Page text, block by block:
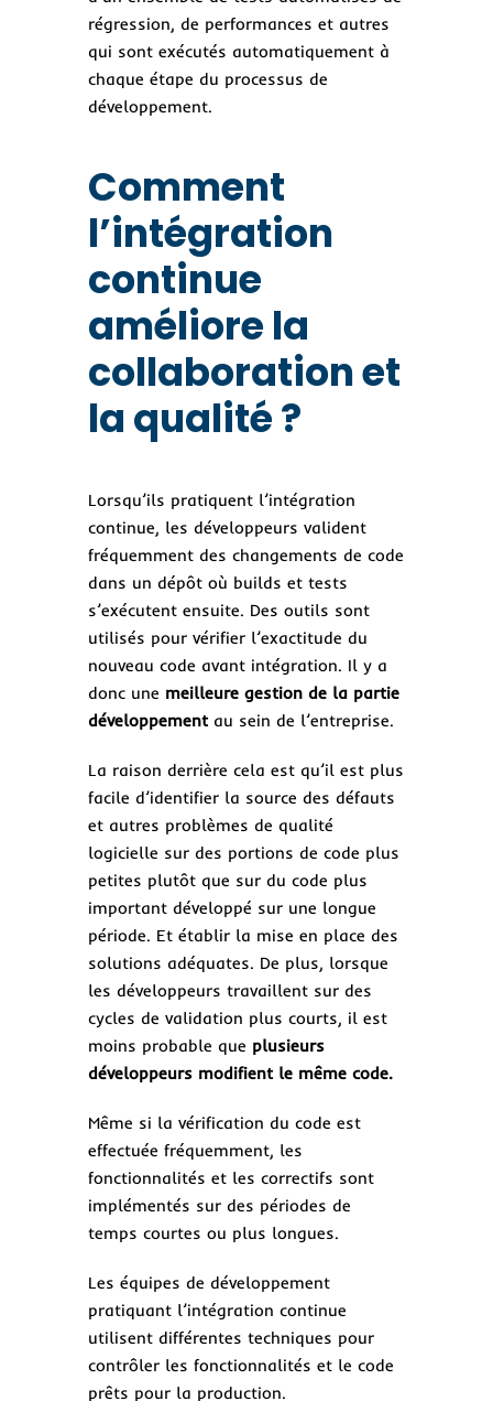
régression, de performances et autres
qui sont exécutés automatiquement à
chaque étape du processus de
développement.
Comment
l’intégration
continue
améliore la
collaboration et
la qualité ?
Lorsqu’ils pratiquent l’intégration
continue, les développeurs valident
fréquemment des changements de code
dans un dépôt où builds et tests
s’exécutent ensuite. Des outils sont
utilisés pour vérifier l’exactitude du
nouveau code avant intégration. Il y a
donc une meilleure gestion de la partie
développementau sein de l’entreprise.
La raison derrière cela est qu’il est plus
facile d’identifier la source des défauts
et autres problèmes de qualité
logicielle sur des portions de code plus
petites plutôt que sur du code plus
important développé sur une longue
période. Et établir la mise en place des
solutions adéquates. De plus, lorsque
les développeurs travaillent sur des
cycles de validation plus courts, il est
moins probable que plusieurs
développeurs modifient le même code.
Même si la vérification du code est
effectuée fréquemment, les
fonctionnalités et les correctifs sont
implémentés sur des périodes de
temps courtes ou plus longues.
Les équipes de développement
pratiquant l’intégration continue
utilisent différentes techniques pour
contrôler les fonctionnalités et le code
prêts pour la production.